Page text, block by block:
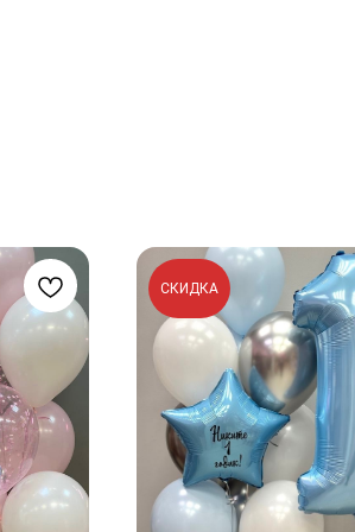
СКИДКА